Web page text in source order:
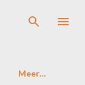
Meer…